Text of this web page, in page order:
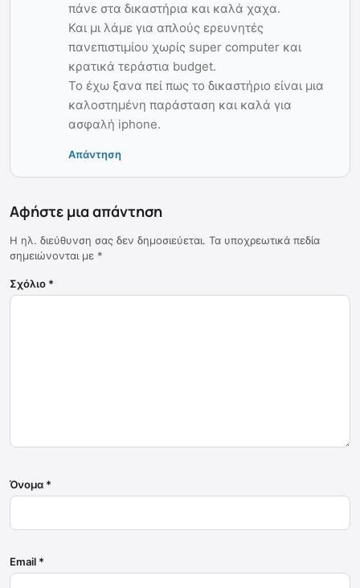
πάνε στα δικαστήρια και καλά χαχα.
Και μι λάμε για απλούς ερευνητές
πανεπιστιμίου χωρίς super computer και
κρατικά τεράστια budget.
Το έχω ξανα πεί πως το δικαστήριο είναι μια
καλοστημένη παράσταση και καλά για
ασφαλή iphone.
Απάντηση
Αφήστε μια απάντηση
Η ηλ. διεύθυνση σας δεν δημοσιεύεται. Τα υποχρεωτικά πεδία
σημειώνονται με *
Σχόλιο *
Όνομα *
Email *